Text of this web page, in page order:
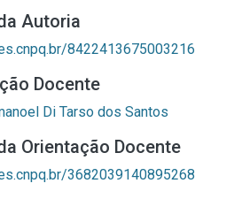
Autoria
8422413675003216
Docente
Di Tarso dos Santos
Orientação Docente
3682039140895268